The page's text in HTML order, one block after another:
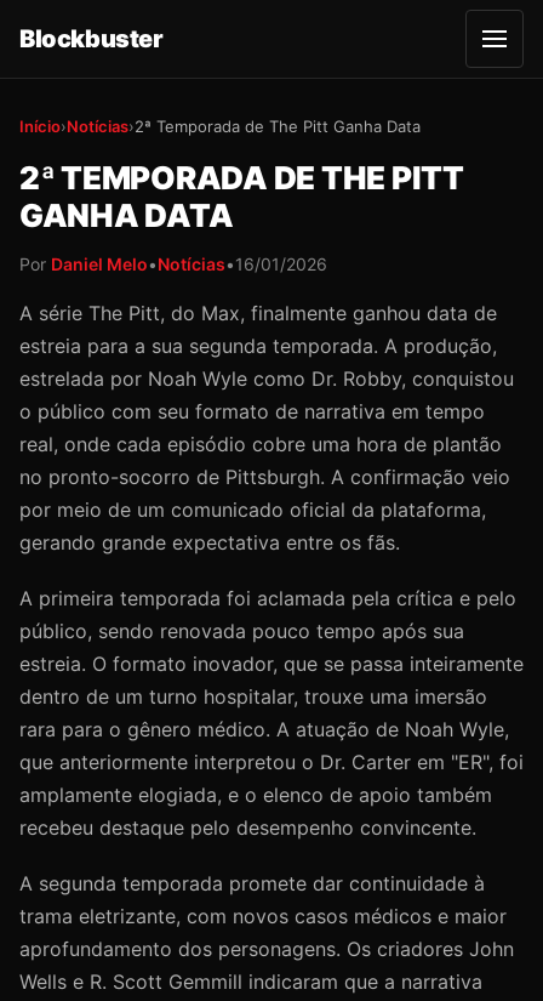
Blockbuster
A
b
r
Início›Notícias›2ª Temporada de The Pitt Ganha Data
2ª TEMPORADA DE THE PITT
GANHA DATA
Por Daniel Melo•Notícias•16/01/2026
A série The Pitt, do Max, finalmente ganhou data de
estreia para a sua segunda temporada. A produção,
estrelada por Noah Wyle como Dr. Robby, conquistou
o público com seu formato de narrativa em tempo
real, onde cada episódio cobre uma hora de plantão
no pronto-socorro de Pittsburgh. A confirmação veio
por meio de um comunicado oficial da plataforma,
gerando grande expectativa entre os fãs.
A primeira temporada foi aclamada pela crítica e pelo
público, sendo renovada pouco tempo após sua
estreia. O formato inovador, que se passa inteiramente
dentro de um turno hospitalar, trouxe uma imersão
rara para o gênero médico. A atuação de Noah Wyle,
que anteriormente interpretou o Dr. Carter em "ER", foi
amplamente elogiada, e o elenco de apoio também
recebeu destaque pelo desempenho convincente.
A segunda temporada promete dar continuidade à
trama eletrizante, com novos casos médicos e maior
aprofundamento dos personagens. Os criadores John
Wells e R. Scott Gemmill indicaram que a narrativa